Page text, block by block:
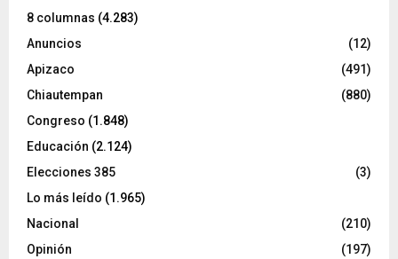
8 columnas (4.283)
Anuncios
(12)
Apizaco
(491)
Chiautempan
(880)
Congreso (1.848)
Educación (2.124)
Elecciones 385
(3)
Lo más leído (1.965)
Nacional
(210)
Opinión
(197)